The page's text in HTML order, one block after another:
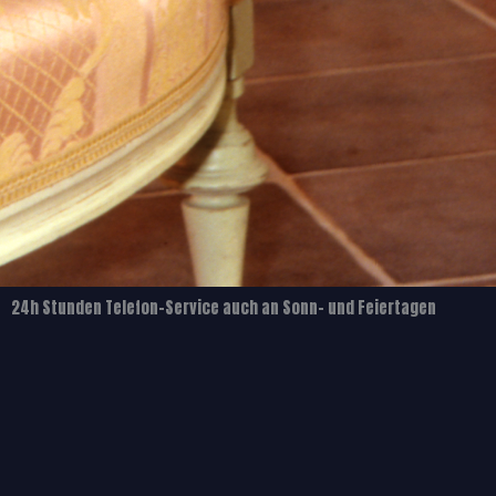
24h Stunden Telefon-Service auch an Sonn- und Feiertagen